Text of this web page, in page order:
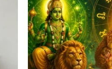
அவரது
வைரலாகி
இப்படிப்